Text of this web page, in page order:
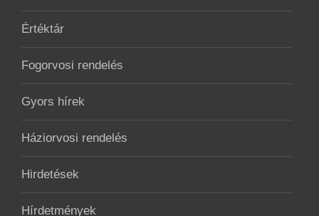
Értéktár
Fogorvosi rendelés
Gyors hírek
Háziorvosi rendelés
Hirdetések
Hírdetmények